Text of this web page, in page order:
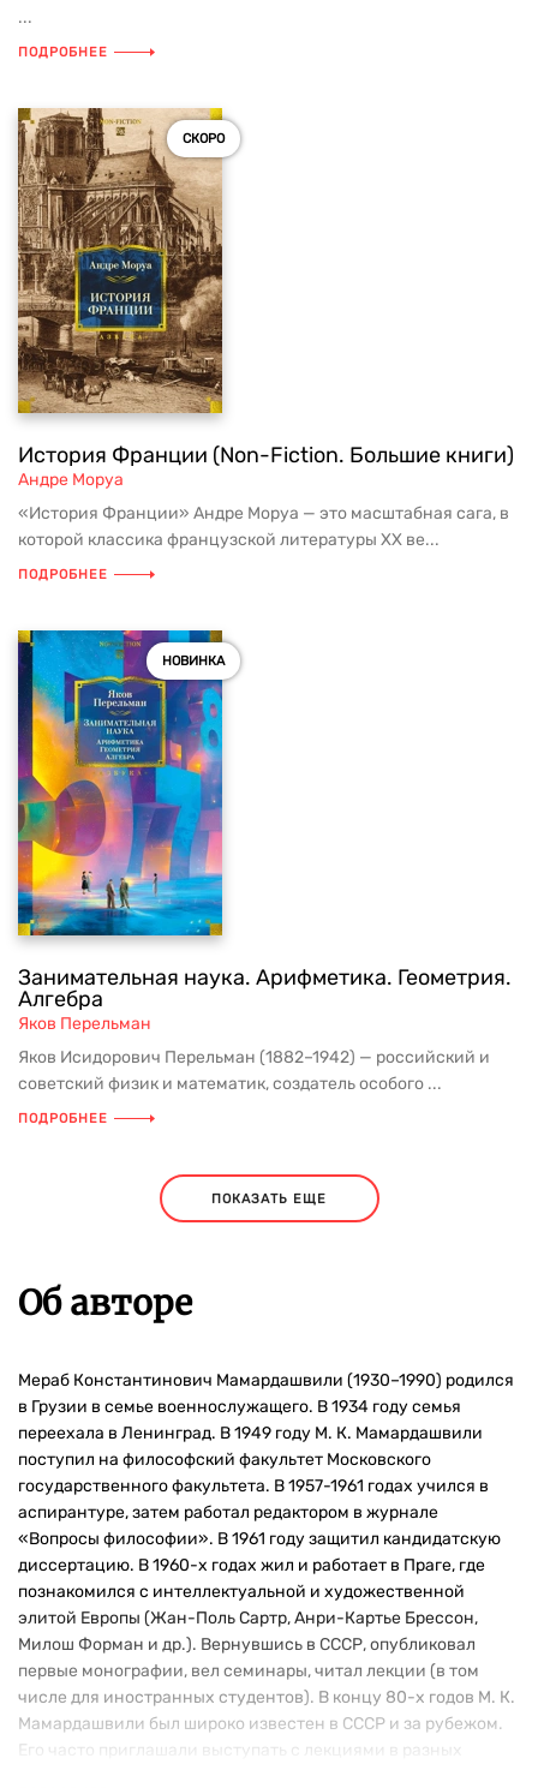
...
ПОДРОБНЕЕ
СКОРО
История Франции (Non-Fiction. Большие книги)
Андре Моруа
«История Франции» Андре Моруа — это масштабная сага, в
которой классика французской литературы XX ве...
ПОДРОБНЕЕ
НОВИНКА
Занимательная наука. Арифметика. Геометрия.
Алгебра
Яков Перельман
Яков Исидорович Перельман (1882–1942) — российский и
советский физик и математик, создатель особого ...
ПОДРОБНЕЕ
ПОКАЗАТЬ ЕЩЕ
Об авторе
Мераб Константинович Мамардашвили (1930–1990) родился
в Грузии в семье военнослужащего. В 1934 году семья
переехала в Ленинград. В 1949 году М. К. Мамардашвили
поступил на философский факультет Московского
государственного факультета. В 1957-1961 годах учился в
аспирантуре, затем работал редактором в журнале
«Вопросы философии». В 1961 году защитил кандидатскую
диссертацию. В 1960-х годах жил и работает в Праге, где
познакомился с интеллектуальной и художественной
элитой Европы (Жан-Поль Сартр, Анри-Картье Брессон,
Милош Форман и др.). Вернувшись в СССР, опубликовал
первые монографии, вел семинары, читал лекции (в том
числе для иностранных студентов). В концу 80-х годов М. К.
Мамардашвили был широко известен в СССР и за рубежом.
Его часто приглашали выступать с лекциями в разных